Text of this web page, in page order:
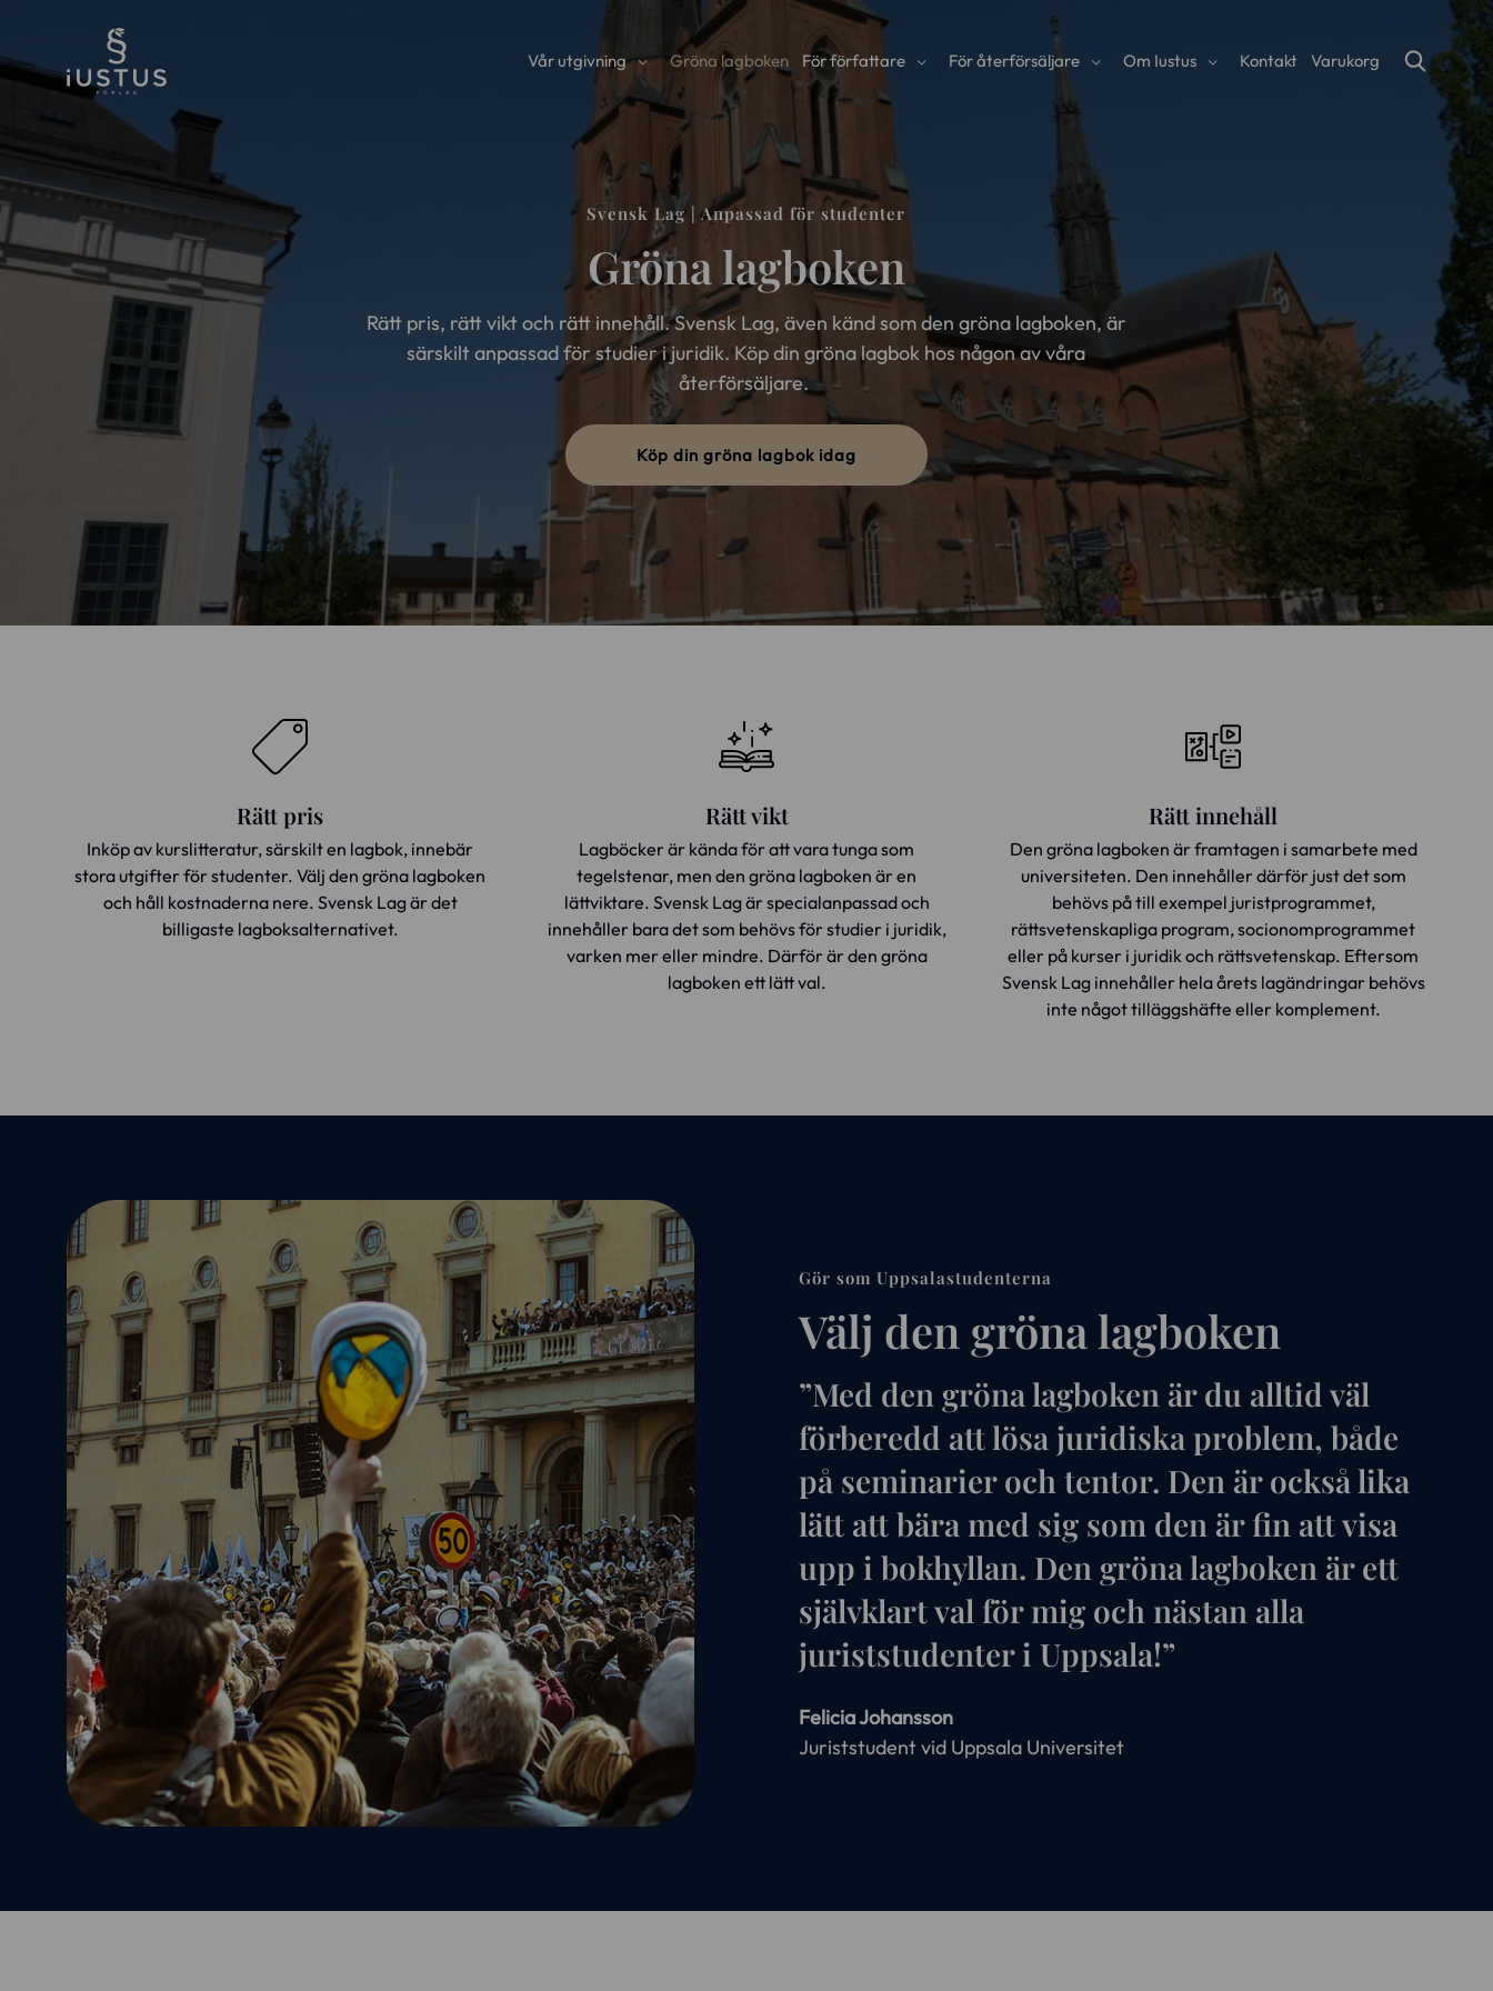
Vår utgivning Gröna lagboken För författare För återförsäljare Om Iustus Kontakt Varukorg
Svensk Lag | Anpassad för studenter
Gröna lagboken
Rätt pris, rätt vikt och rätt innehåll. Svensk Lag, även känd som den gröna lagboken, är
särskilt anpassad för studier i juridik. Köp din gröna lagbok hos någon av våra
återförsäljare.
Köp din gröna lagbok idag
Rätt pris
Inköp av kurslitteratur, särskilt en lagbok, innebär
stora utgifter för studenter. Välj den gröna lagboken
och håll kostnaderna nere. Svensk Lag är det
billigaste lagboksalternativet.
Rätt vikt
Lagböcker är kända för att vara tunga som
tegelstenar, men den gröna lagboken är en
lättviktare. Svensk Lag är specialanpassad och
innehåller bara det som behövs för studier i juridik,
varken mer eller mindre. Därför är den gröna
lagboken ett lätt val.
Rätt innehåll
Den gröna lagboken är framtagen i samarbete med
universiteten. Den innehåller därför just det som
behövs på till exempel juristprogrammet,
rättsvetenskapliga program, socionomprogrammet
eller på kurser i juridik och rättsvetenskap. Eftersom
Svensk Lag innehåller hela årets lagändringar behövs
inte något tilläggshäfte eller komplement.
Gör som Uppsalastudenterna
Välj den gröna lagboken
”Med den gröna lagboken är du alltid väl
förberedd att lösa juridiska problem, både
på seminarier och tentor. Den är också lika
lätt att bära med sig som den är fin att visa
upp i bokhyllan. Den gröna lagboken är ett
självklart val för mig och nästan alla
juriststudenter i Uppsala!”
Felicia Johansson
Juriststudent vid Uppsala Universitet